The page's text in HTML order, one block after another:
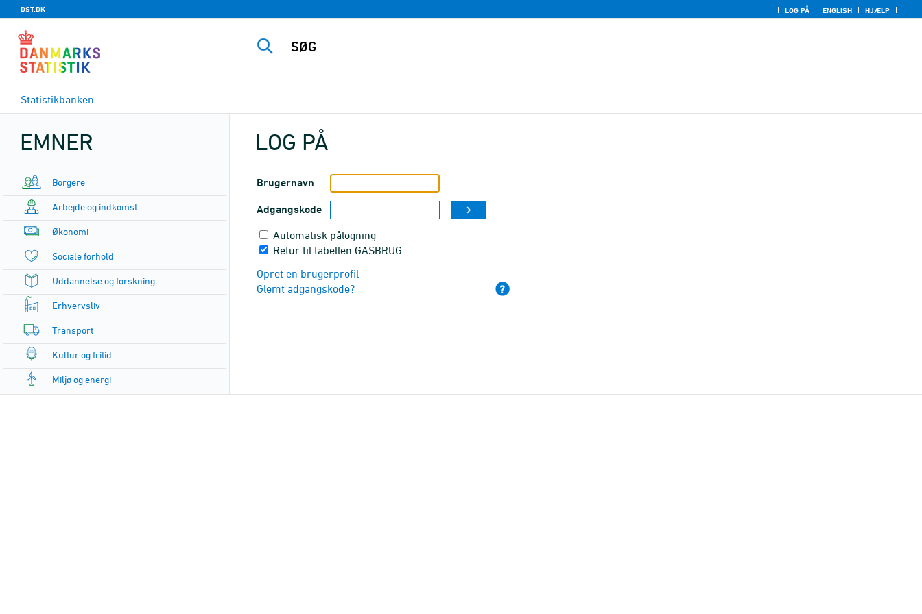
DST.DK LOG PÅ ENGLISH HJÆLP
Statistikbanken
EMNER
Borgere
Arbejde og indkomst
Økonomi
Sociale forhold
Uddannelse og forskning
Erhvervsliv
Transport
Kultur og fritid
Miljø og energi
LOG PÅ
Brugernavn
Adgangskode
Automatisk pålogning
Retur til tabellen GASBRUG
Opret en brugerprofil
Glemt adgangskode?